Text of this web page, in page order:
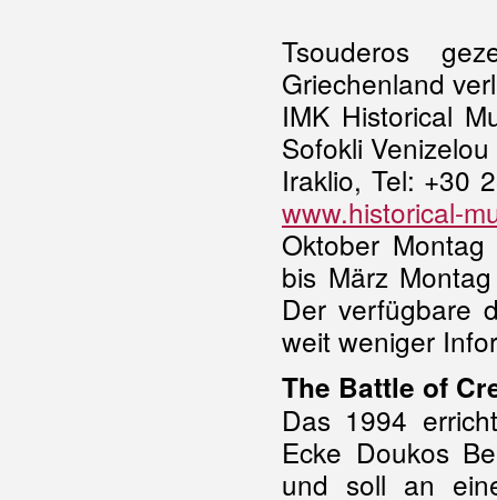
Tsouderos
Griechenland
IMK Historical
Sofokli
Iraklio, Tel: +30
www.historical-
Oktober
bis März
Der verfügbare
weit weniger
The Battle of
Das 1994
Ecke Doukos
und soll an